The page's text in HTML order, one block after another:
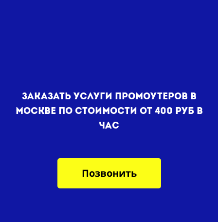
Заказать услуги промоутеров в
Москве по стоимости от 400 руб в
час
Позвонить